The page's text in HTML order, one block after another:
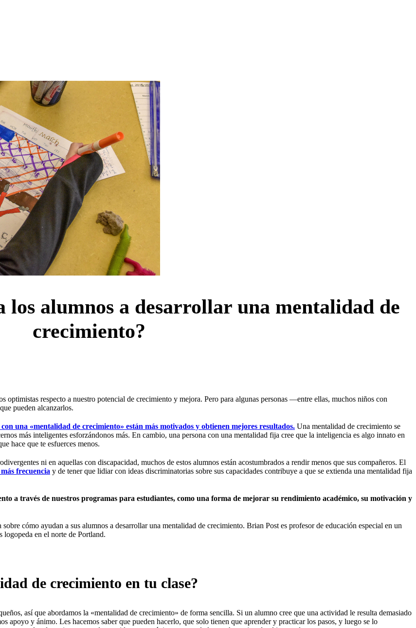
los alumnos a desarrollar una mentalidad de
crecimiento?
optimistas respecto a nuestro potencial de crecimiento y mejora. Pero para algunas personas —entre ellas, muchos niños con
pueden alcanzarlos.
una «mentalidad de crecimiento» están más motivados y obtienen mejores resultados. Una mentalidad de crecimiento se
más inteligentes esforzándonos más. En cambio, una persona con una mentalidad fija cree que la inteligencia es algo innato en
hace que te esfuerces menos.
ni en aquellas con discapacidad, muchos de estos alumnos están acostumbrados a rendir menos que sus compañeros. El
frecuencia y de tener que lidiar con ideas discriminatorias sobre sus capacidades contribuye a que se extienda una mentalidad fija
a través de nuestros programas para estudiantes, como una forma de mejorar su rendimiento académico, su motivación y
cómo ayudan a sus alumnos a desarrollar una mentalidad de crecimiento. Brian Post es profesor de educación especial en un
logopeda en el norte de Portland.
de crecimiento en tu clase?
así que abordamos la «mentalidad de crecimiento» de forma sencilla. Si un alumno cree que una actividad le resulta demasiado
apoyo y ánimo. Les hacemos saber que pueden hacerlo, que solo tienen que aprender y practicar los pasos, y luego se lo